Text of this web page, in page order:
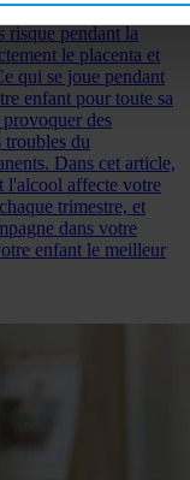
claire et sans appel :
risque pendant la
le placenta et
qui se joue pendant
enfant pour toute sa
des
troubles du
Dans cet article,
l'alcool affecte votre
trimestre, et
dans votre
enfant le meilleur